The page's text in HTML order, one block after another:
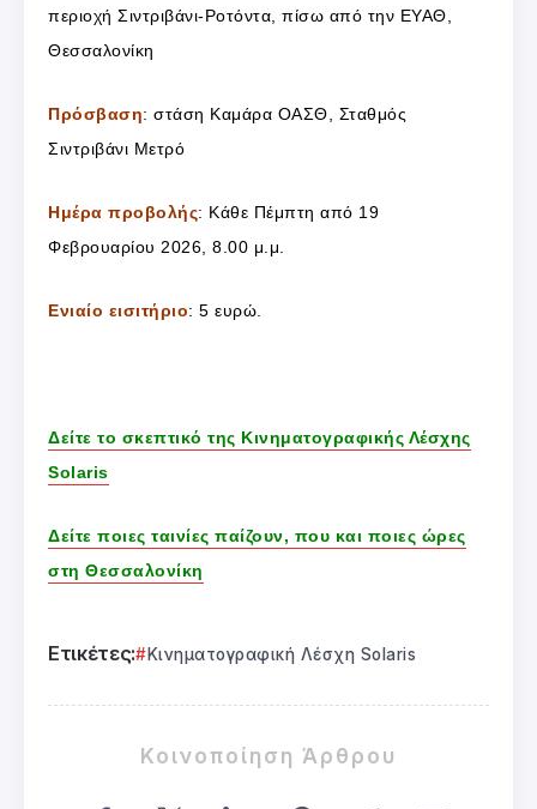
περιοχή Σιντριβάνι-Ροτόντα, πίσω από την ΕΥΑΘ,
Θεσσαλονίκη
Πρόσβαση: στάση Καμάρα ΟΑΣΘ, Σταθμός
Σιντριβάνι Μετρό
Ημέρα προβολής: Κάθε Πέμπτη από 19
Φεβρουαρίου 2026, 8.00 μ.μ.
Ενιαίο εισιτήριο: 5 ευρώ.
Δείτε το σκεπτικό της Κινηματογραφικής Λέσχης
Solaris
Δείτε ποιες ταινίες παίζουν, που και ποιες ώρες
στη Θεσσαλονίκη
Ετικέτες: Κινηματογραφική Λέσχη Solaris
Κοινοποίηση Άρθρου